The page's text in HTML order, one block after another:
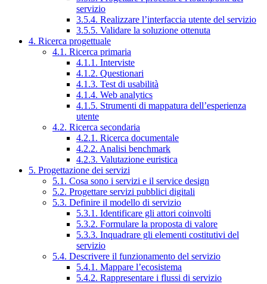
servizio
3.5.4. Realizzare l’interfaccia utente del servizio
3.5.5. Validare la soluzione ottenuta
4. Ricerca progettuale
4.1. Ricerca primaria
4.1.1. Interviste
4.1.2. Questionari
4.1.3. Test di usabilità
4.1.4. Web analytics
4.1.5. Strumenti di mappatura dell’esperienza
utente
4.2. Ricerca secondaria
4.2.1. Ricerca documentale
4.2.2. Analisi benchmark
4.2.3. Valutazione euristica
5. Progettazione dei servizi
5.1. Cosa sono i servizi e il service design
5.2. Progettare servizi pubblici digitali
5.3. Definire il modello di servizio
5.3.1. Identificare gli attori coinvolti
5.3.2. Formulare la proposta di valore
5.3.3. Inquadrare gli elementi costitutivi del
servizio
5.4. Descrivere il funzionamento del servizio
5.4.1. Mappare l’ecosistema
5.4.2. Rappresentare i flussi di servizio